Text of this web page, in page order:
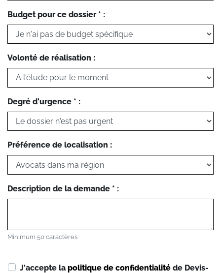
Budget pour ce dossier * :
Volonté de réalisation :
Degré d'urgence * :
Préférence de localisation :
Description de la demande * :
Minimum 50 caractères
J'accepte la politique de confidentialité de Devis-